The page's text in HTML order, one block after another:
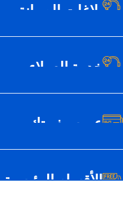
بلاغات الصيانة
خدمة العملاء
عن سيف تك
الأقسام الرئيسية